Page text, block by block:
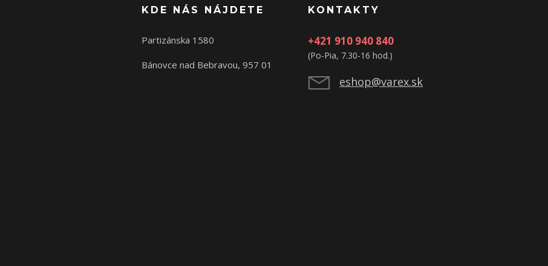
KDE NÁS NÁJDETE
Partizánska 1580
Bánovce nad Bebravou, 957 01
KONTAKTY
+421 910 940 840
(Po-Pia, 7.30-16 hod.)
eshop@varex.sk